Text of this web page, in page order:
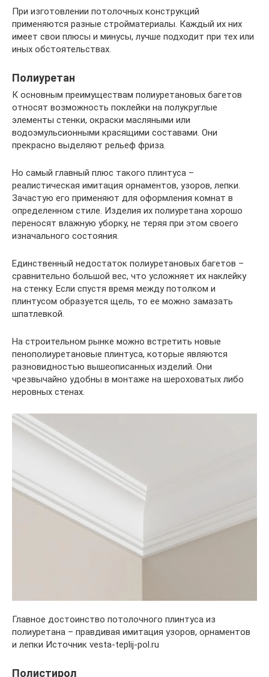
При изготовлении потолочных конструкций
применяются разные стройматериалы. Каждый их них
имеет свои плюсы и минусы, лучше подходит при тех или
иных обстоятельствах.
Полиуретан
К основным преимуществам полиуретановых багетов
относят возможность поклейки на полукруглые
элементы стенки, окраски масляными или
водоэмульсионными красящими составами. Они
прекрасно выделяют рельеф фриза.
Но самый главный плюс такого плинтуса –
реалистическая имитация орнаментов, узоров, лепки.
Зачастую его применяют для оформления комнат в
определенном стиле. Изделия их полиуретана хорошо
переносят влажную уборку, не теряя при этом своего
изначального состояния.
Единственный недостаток полиуретановых багетов –
сравнительно большой вес, что усложняет их наклейку
на стенку. Если спустя время между потолком и
плинтусом образуется щель, то ее можно замазать
шпатлевкой.
На строительном рынке можно встретить новые
пенополиуретановые плинтуса, которые являются
разновидностью вышеописанных изделий. Они
чрезвычайно удобны в монтаже на шероховатых либо
неровных стенах.
Главное достоинство потолочного плинтуса из
полиуретана – правдивая имитация узоров, орнаментов
и лепки Источник vesta-teplij-pol.ru
Полистирол